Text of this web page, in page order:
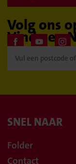
Volg ons
Vind een
SNEL NAAR
Folder
Contact